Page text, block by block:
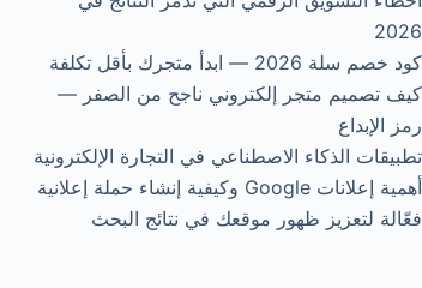
2026
كود خصم سلة 2026 — ابدأ متجرك بأقل تكلفة
كيف تصميم متجر إلكتروني ناجح من الصفر —
رمز الإبداع
تطبيقات الذكاء الاصطناعي في التجارة الإلكترونية
أهمية إعلانات Google وكيفية إنشاء حملة إعلانية
فعّالة لتعزيز ظهور موقعك في نتائج البحث